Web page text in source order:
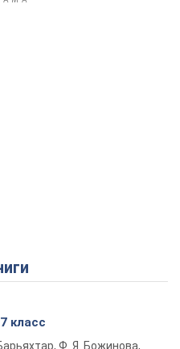
класс
Ф. Я. Божинова,